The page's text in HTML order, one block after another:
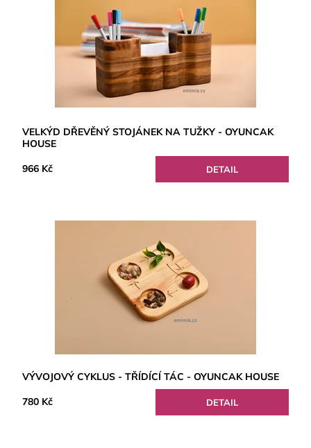
VELKÝD DŘEVĚNÝ STOJÁNEK NA TUŽKY - OYUNCAK
HOUSE
966 Kč DETAIL
VÝVOJOVÝ CYKLUS - TŘÍDÍCÍ TÁC - OYUNCAK HOUSE
780 Kč DETAIL